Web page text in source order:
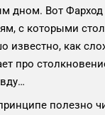
дном. Вот
с которыми
известно, как
про
полезно